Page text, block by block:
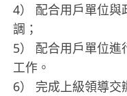
4） 配合用戶單位與
調；
5） 配合用戶單位
工作。
6） 完成上級領導交